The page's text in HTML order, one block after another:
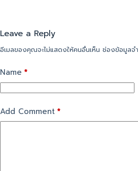
Leave a Reply
อีเมลของคุณจะไม่แสดงให้คนอื่นเห็น ช่องข้อมูลจ
Name *
Add Comment *